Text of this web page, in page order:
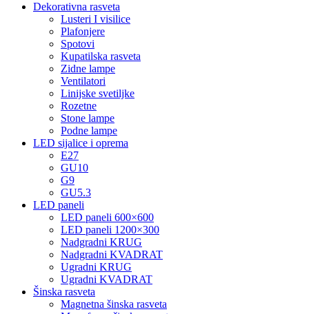
Dekorativna rasveta
Lusteri I visilice
Plafonjere
Spotovi
Kupatilska rasveta
Zidne lampe
Ventilatori
Linijske svetiljke
Rozetne
Stone lampe
Podne lampe
LED sijalice i oprema
E27
GU10
G9
GU5.3
LED paneli
LED paneli 600×600
LED paneli 1200×300
Nadgradni KRUG
Nadgradni KVADRAT
Ugradni KRUG
Ugradni KVADRAT
Šinska rasveta
Magnetna šinska rasveta